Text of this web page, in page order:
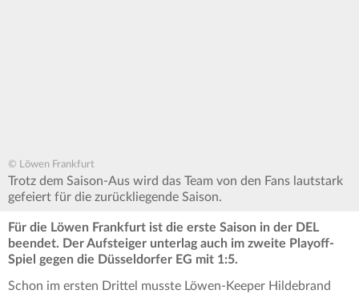
© Löwen Frankfurt
Trotz dem Saison-Aus wird das Team von den Fans lautstark
gefeiert für die zurückliegende Saison.
Für die Löwen Frankfurt ist die erste Saison in der DEL
beendet. Der Aufsteiger unterlag auch im zweite Playoff-
Spiel gegen die Düsseldorfer EG mit 1:5.
Schon im ersten Drittel musste Löwen-Keeper Hildebrand